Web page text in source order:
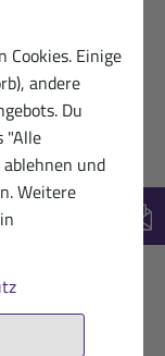
Cookies. Einige
andere
Du
"Alle
und
Weitere